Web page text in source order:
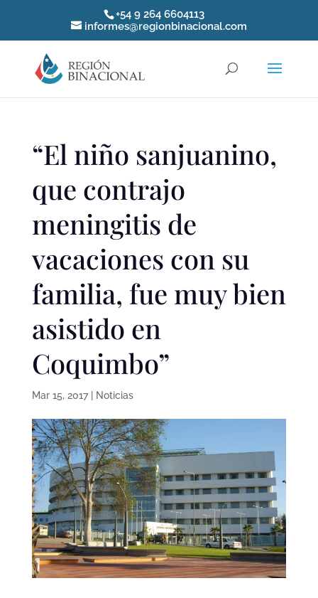
+54 9 264 6604113
informes@regionbinacional.com
“El niño sanjuanino,
que contrajo
meningitis de
vacaciones con su
familia, fue muy bien
asistido en
Coquimbo”
Mar 15, 2017| Noticias